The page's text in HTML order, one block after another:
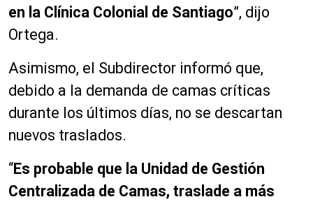
en la Clínica Colonial de Santiago”, dijo
Ortega.
Asimismo, el Subdirector informó que,
debido a la demanda de camas críticas
durante los últimos días, no se descartan
nuevos traslados.
“Es probable que la Unidad de Gestión
Centralizada de Camas, traslade a más